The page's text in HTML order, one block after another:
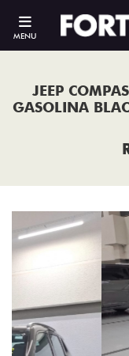
MENU
JEEP
GASOLINA
Previous